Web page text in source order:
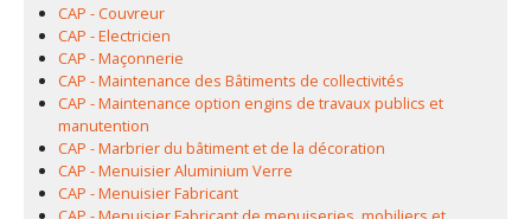
CAP - Couvreur
CAP - Electricien
CAP - Maçonnerie
CAP - Maintenance des Bâtiments de collectivités
CAP - Maintenance option engins de travaux publics et
manutention
CAP - Marbrier du bâtiment et de la décoration
CAP - Menuisier Aluminium Verre
CAP - Menuisier Fabricant